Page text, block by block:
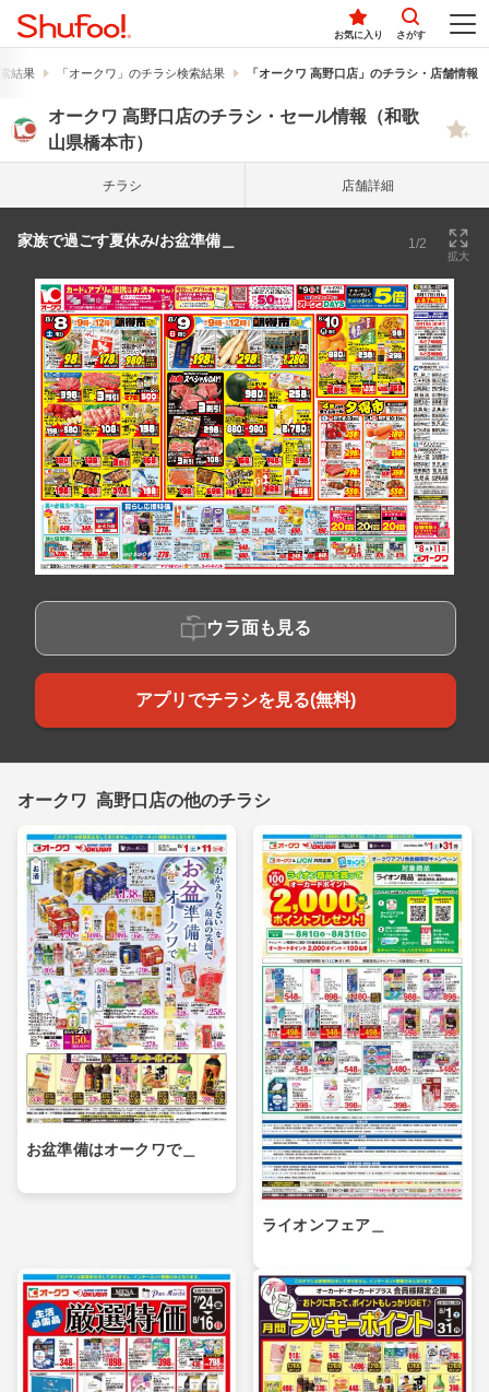
お気に入り さがす
結果 「オークワ」のチラシ検索結果 「オークワ 高野口店」のチラシ・店舗情報
オークワ 高野口店のチラシ・セール情報（和歌
山県橋本市）
チラシ 店舗詳細
家族で過ごす夏休み/お盆準備＿ 1/2
拡大
ウラ面も見る
アプリでチラシを見る(無料)
オークワ 高野口店の他のチラシ
お盆準備はオークワで＿
ライオンフェア＿